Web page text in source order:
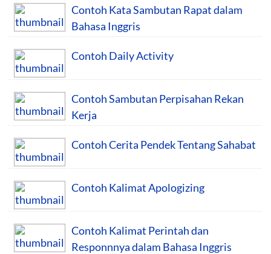
Contoh Kata Sambutan Rapat dalam
Bahasa Inggris
Contoh Daily Activity
Contoh Sambutan Perpisahan Rekan
Kerja
Contoh Cerita Pendek Tentang Sahabat
Contoh Kalimat Apologizing
Contoh Kalimat Perintah dan
Responnnya dalam Bahasa Inggris